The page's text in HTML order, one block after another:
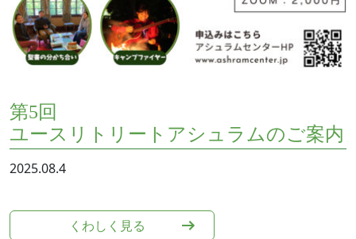
第5回
ユースリトリートアシュラムのご案内
2025.08.4
くわしく⾒る